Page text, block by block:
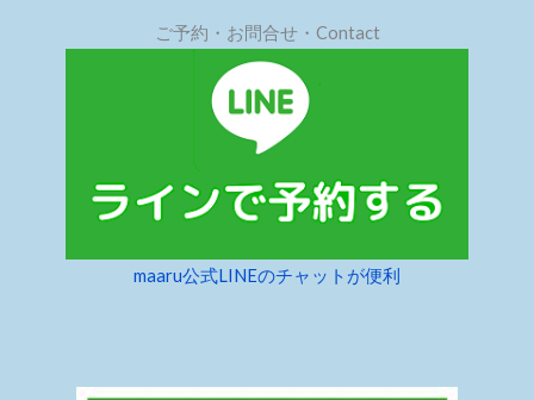
ご予約・お問合せ・Contact
maaru公式LINEのチャットが便利